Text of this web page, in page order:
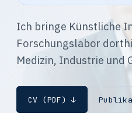
Ich bringe Künstliche
Forschungslabor
Medizin, Industrie und
CV (PDF) ↓